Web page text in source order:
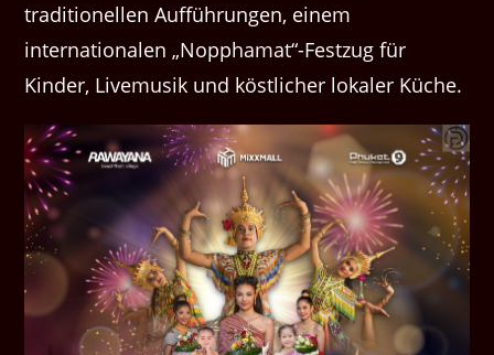
traditionellen Aufführungen, einem
internationalen „Nopphamat“-Festzug für
Kinder, Livemusik und köstlicher lokaler Küche.